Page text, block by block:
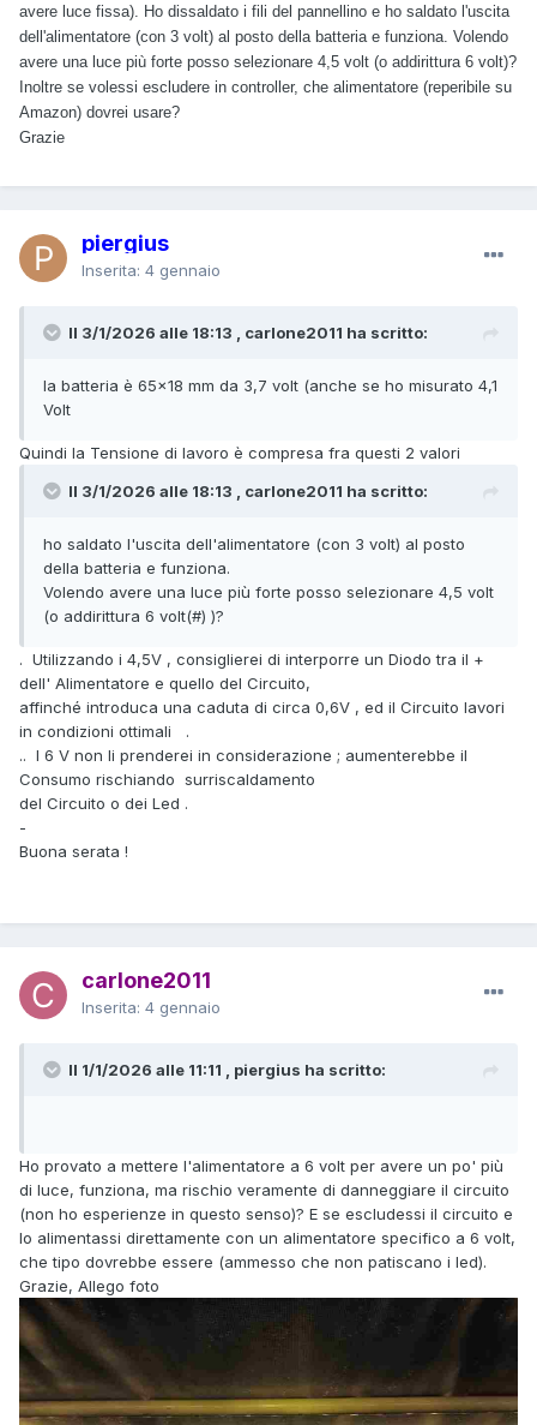
avere luce fissa). Ho dissaldato i fili del pannellino e ho saldato l'uscita
dell'alimentatore (con 3 volt) al posto della batteria e funziona. Volendo
avere una luce più forte posso selezionare 4,5 volt (o addirittura 6 volt)?
Inoltre se volessi escludere in controller, che alimentatore (reperibile su
Amazon) dovrei usare?
Grazie
piergius
Inserita: 4 gennaio
Il 3/1/2026 alle 18:13 , carlone2011 ha scritto:
la batteria è 65x18 mm da 3,7 volt (anche se ho misurato 4,1
Volt
Quindi la Tensione di lavoro è compresa fra questi 2 valori
Il 3/1/2026 alle 18:13 , carlone2011 ha scritto:
ho saldato l'uscita dell'alimentatore (con 3 volt) al posto
della batteria e funziona.
Volendo avere una luce più forte posso selezionare 4,5 volt
(o addirittura 6 volt(#) )?
. Utilizzando i 4,5V , consiglierei di interporre un Diodo tra il +
dell' Alimentatore e quello del Circuito,
affinché introduca una caduta di circa 0,6V , ed il Circuito lavori
in condizioni ottimali .
.. I 6 V non li prenderei in considerazione ; aumenterebbe il
Consumo rischiando surriscaldamento
del Circuito o dei Led .
-
Buona serata !
carlone2011
Inserita: 4 gennaio
Il 1/1/2026 alle 11:11 , piergius ha scritto:
Ho provato a mettere l'alimentatore a 6 volt per avere un po' più
di luce, funziona, ma rischio veramente di danneggiare il circuito
(non ho esperienze in questo senso)? E se escludessi il circuito e
lo alimentassi direttamente con un alimentatore specifico a 6 volt,
che tipo dovrebbe essere (ammesso che non patiscano i led).
Grazie, Allego foto